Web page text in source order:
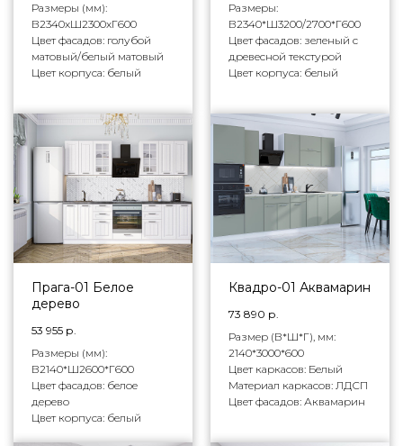
Размеры (мм):
В2340xШ2300xГ600
Цвет фасадов: голубой
матовый/белый матовый
Цвет корпуса: белый
Размеры:
В2340*Ш3200/2700*Г600
Цвет фасадов: зеленый с
древесной текстурой
Цвет корпуса: белый
Прага-01 Белое
дерево
53 955 р.
Размеры (мм):
В2140*Ш2600*Г600
Цвет фасадов: белое
дерево
Цвет корпуса: белый
Квадро-01 Аквамарин
73 890 р.
Размер (В*Ш*Г), мм:
2140*3000*600
Цвет каркасов: Белый
Материал каркасов: ЛДСП
Цвет фасадов: Аквамарин